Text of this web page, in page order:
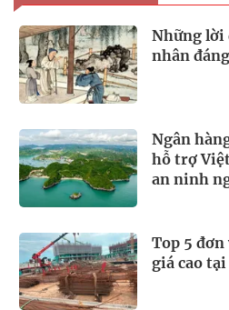
Những lời
nhân
Ngân
hỗ trợ
an ninh
Top 5
giá cao